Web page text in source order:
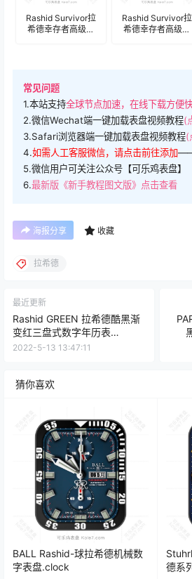
Rashid Survivor拉
希德幸存者高级灰
Rashid Survivor拉
希德幸存者高级灰
常见问题
1.本站支持全球节点加速，在线下载方便
2.微信Wechat端一键加载表盘视频教程(
3.Safari浏览器端一键加载表盘视频教程(
4.如需人工客服微信，请点击前往添加——
5.微信用户可关注公众号【可乐鸡表盘】
6.最新版《新手教程图文版》点击查看
海报分享 收藏
拉希德
最近更新
Rashid GREEN 拉希德酷黑渐
变红三盘式数字年历表
盘.clock
2022-5-13 13:47:11
猜你喜欢
BALL Rashid-球拉希德机械数
字表盘.clock
德系